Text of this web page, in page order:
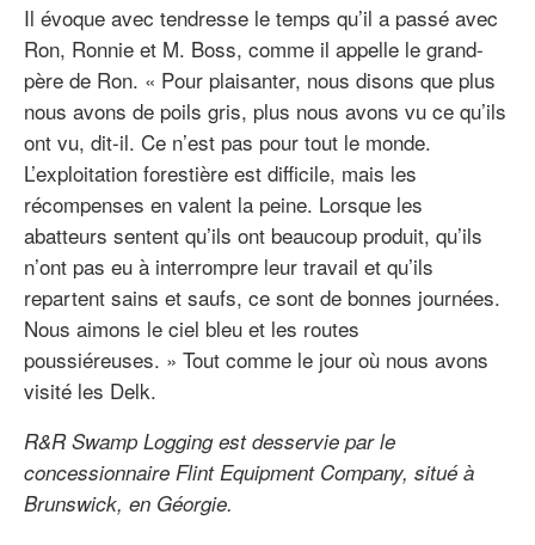
Il évoque avec tendresse le temps qu’il a passé avec
Ron, Ronnie et M. Boss, comme il appelle le grand-
père de Ron. « Pour plaisanter, nous disons que plus
nous avons de poils gris, plus nous avons vu ce qu’ils
ont vu, dit-il. Ce n’est pas pour tout le monde.
L’exploitation forestière est difficile, mais les
récompenses en valent la peine. Lorsque les
abatteurs sentent qu’ils ont beaucoup produit, qu’ils
n’ont pas eu à interrompre leur travail et qu’ils
repartent sains et saufs, ce sont de bonnes journées.
Nous aimons le ciel bleu et les routes
poussiéreuses. » Tout comme le jour où nous avons
visité les Delk.
R&R Swamp Logging est desservie par le
concessionnaire Flint Equipment Company, situé à
Brunswick, en Géorgie.